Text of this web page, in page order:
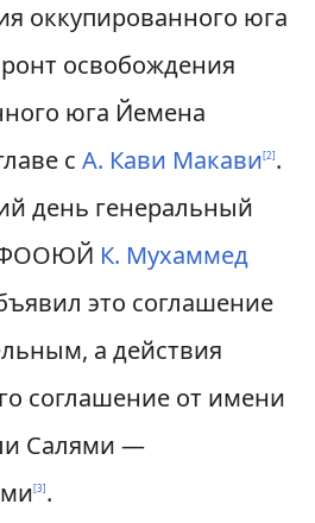
оккупированного юга
освобождения
юга Йемена
с А. Кави Макави[2].
день генеральный
К. Мухаммед
это соглашение
а действия
соглашение от имени
Салями —
[3].